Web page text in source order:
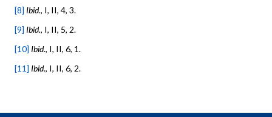
[8] Ibid., I, II, 4, 3.
[9] Ibid., I, II, 5, 2.
[10] Ibid., I, II, 6, 1.
[11] Ibid., I, II, 6, 2.